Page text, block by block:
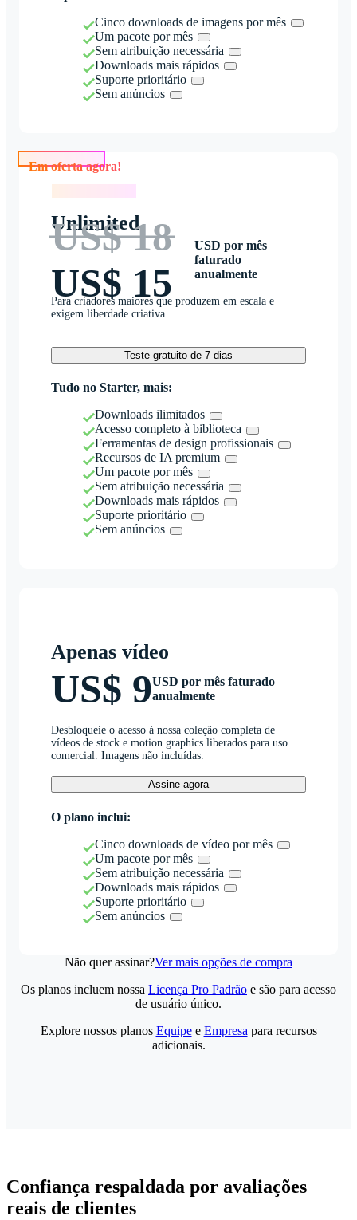
Cinco downloads de imagens por mês
Um pacote por mês
Sem atribuição necessária
Downloads mais rápidos
Suporte prioritário
Sem anúncios
Unlimited
US$ 18
US$ 15
USD por mês
faturado
anualmente
Para criadores maiores que produzem em escala e
exigem liberdade criativa
Teste gratuito de 7 dias
Tudo no Starter, mais:
Downloads ilimitados
Acesso completo à biblioteca
Ferramentas de design profissionais
Recursos de IA premium
Um pacote por mês
Sem atribuição necessária
Downloads mais rápidos
Suporte prioritário
Sem anúncios
Apenas vídeo
US$ 9USD por mês faturado
anualmente
Desbloqueie o acesso à nossa coleção completa de
vídeos de stock e motion graphics liberados para uso
comercial. Imagens não incluídas.
Assine agora
O plano inclui:
Cinco downloads de vídeo por mês
Um pacote por mês
Sem atribuição necessária
Downloads mais rápidos
Suporte prioritário
Sem anúncios
Não quer assinar?Ver mais opções de compra
Os planos incluem nossa Licença Pro Padrão e são para acesso
de usuário único.
Explore nossos planos Equipee Empresa para recursos
adicionais.
Confiança respaldada por avaliações
reais de clientes